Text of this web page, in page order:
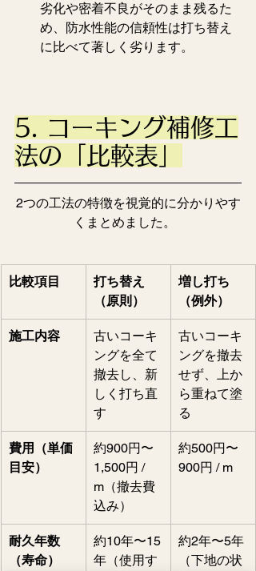
劣化や密着不良がそのまま残るた
め、防水性能の信頼性は打ち替え
に比べて著しく劣ります。
5. コーキング補修工
法の「比較表」
2つの工法の特徴を視覚的に分かりやす
くまとめました。
比較項目
打ち替え
（原則）
増し打ち
（例外）
施工内容
古いコーキ
ングを全て
撤去し、新
しく打ち直
す
古いコーキ
ングを撤去
せず、上か
ら重ねて塗
る
費用（単価
目安）
約900円〜
1,500円 /
m（撤去費
込み）
約500円〜
900円 / m
耐久年数
（寿命）
約10年〜15
年（使用す
約2年〜5年
（下地の状